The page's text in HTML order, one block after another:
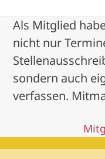
Als Mitglied
nicht nur
sondern auch
verfassen.